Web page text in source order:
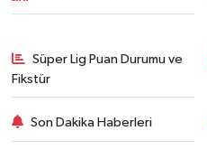
Süper Lig Puan Durumu ve
Fikstür
Son Dakika Haberleri